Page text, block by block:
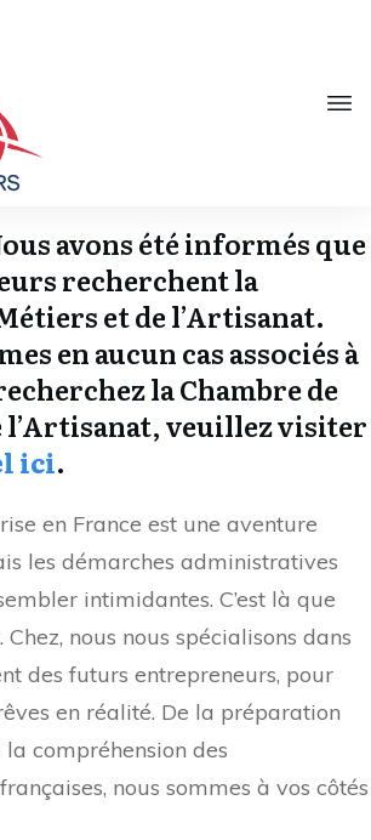
avons été informés que
recherchent la
et de l’Artisanat.
en aucun cas associés à
la Chambre de
l’Artisanat, veuillez visiter
ici.
en France est une aventure
les démarches administratives
intimidantes. C’est là que
nous nous spécialisons dans
des futurs entrepreneurs, pour
en réalité. De la préparation
compréhension des
nous sommes à vos côtés